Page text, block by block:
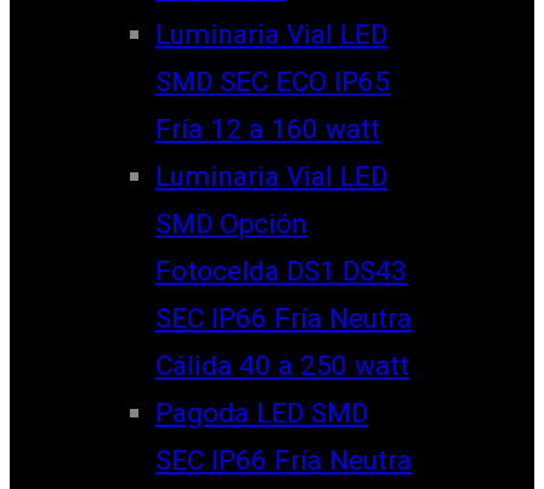
Luminaria Vial LED
SMD SEC ECO IP65
Fría 12 a 160 watt
Luminaria Vial LED
SMD Opción
Fotocelda DS1 DS43
SEC IP66 Fría Neutra
Cálida 40 a 250 watt
Pagoda LED SMD
SEC IP66 Fría Neutra